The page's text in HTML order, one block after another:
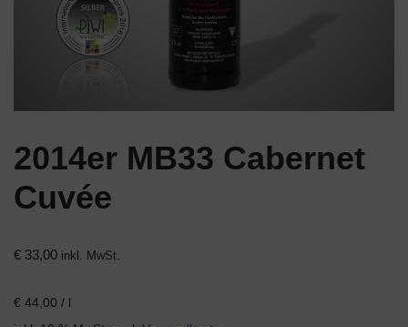
2014er MB33 Cabernet
Cuvée
€ 33,00 inkl. MwSt.
€ 44,00 /